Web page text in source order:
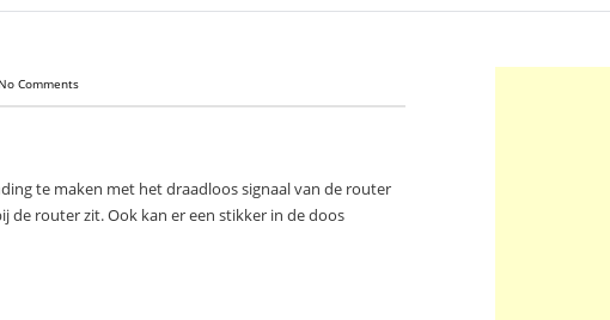
No Comments
te maken met het draadloos signaal van de router
de router zit. Ook kan er een stikker in de doos